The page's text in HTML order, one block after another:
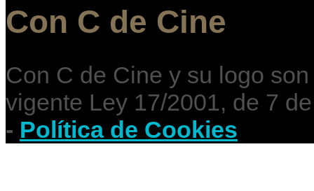
Con C de Cine
Con C de Cine y su logo
vigente Ley 17/2001, de 7
- Política de Cookies